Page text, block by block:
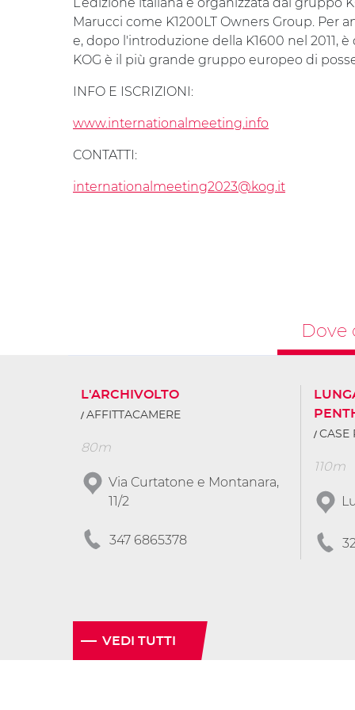
Marucci come K1200LT Owners Group. Per
e, dopo l'introduzione della K1600 nel 2011,
KOG è il più grande gruppo europeo di
INFO E ISCRIZIONI:
www.internationalmeeting.info
CONTATTI:
internationalmeeting2023@kog.it
Dove
L'ARCHIVOLTO
AFFITTACAMERE
80m
Via Curtatone e Montanara,
11/2
347 6865378
CASE
110m
VEDI TUTTI